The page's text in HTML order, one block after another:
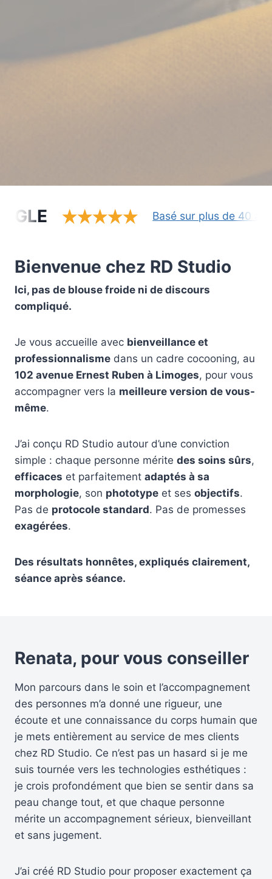
Basé sur plus de 40 avis
Bienvenue chez RD Studio
Ici, pas de blouse froide ni de discours
compliqué.
Je vous accueille avec bienveillance et
professionnalisme dans un cadre cocooning, au
102 avenue Ernest Ruben à Limoges, pour vous
accompagner vers la meilleure version de vous-
même.
J’ai conçu RD Studio autour d’une conviction
simple : chaque personne mérite des soins sûrs,
efficaces et parfaitement adaptés à sa
morphologie, son phototype et ses objectifs.
Pas de protocole standard. Pas de promesses
exagérées.
Des résultats honnêtes, expliqués clairement,
séance après séance.
Renata, pour vous conseiller
Mon parcours dans le soin et l’accompagnement
des personnes m’a donné une rigueur, une
écoute et une connaissance du corps humain que
je mets entièrement au service de mes clients
chez RD Studio. Ce n’est pas un hasard si je me
suis tournée vers les technologies esthétiques :
je crois profondément que bien se sentir dans sa
peau change tout, et que chaque personne
mérite un accompagnement sérieux, bienveillant
et sans jugement.
J’ai créé RD Studio pour proposer exactement ça